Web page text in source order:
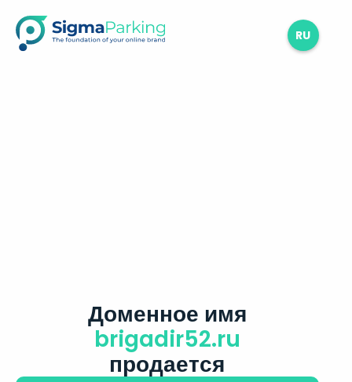
RU
Доменное имя
brigadir52.ru
продается